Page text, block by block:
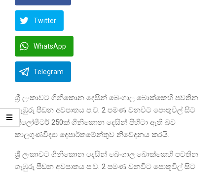
Twitter
WhatsApp
Telegram
ශ්‍රී ලංකාවට ගිනිකොන දෙසින් බෙංගාල බොක්කෙහි පවතින
ගැඹුරු පීඩන අවපාතය ප.ව. 2 පමණ වනවිට පොතුවිල් සිට
කිලෝමීටර් 250ක් ගිනිකොන දෙසින් පිහිටා ඇති බව
කාලගුණවිද්‍යා දෙපාර්තමේන්තුව නිවේදනය කරයි.
ශ්‍රී ලංකාවට ගිනිකොන දෙසින් බෙංගාල බොක්කෙහි පවතින
ගැඹුරු පීඩන අවපාතය ප.ව. 2 පමණ වනවිට පොතුවිල් සිට